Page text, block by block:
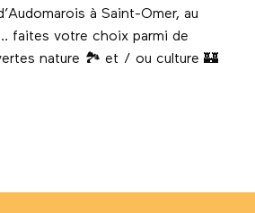
à Saint-Omer, au
faites votre choix parmi de
nature 🏞 et / ou culture 🏰